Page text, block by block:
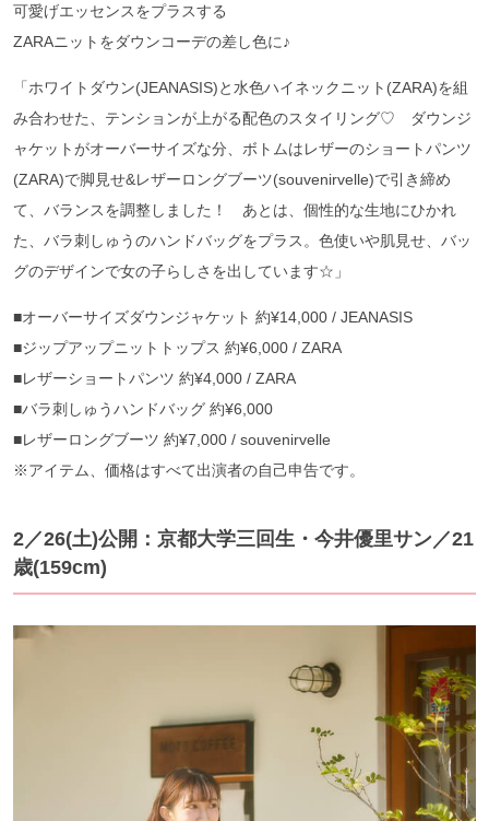
可愛げエッセンスをプラスする
ZARAニットをダウンコーデの差し色に♪
「ホワイトダウン(JEANASIS)と水色ハイネックニット(ZARA)を組
み合わせた、テンションが上がる配色のスタイリング♡ ダウンジ
ャケットがオーバーサイズな分、ボトムはレザーのショートパンツ
(ZARA)で脚見せ&レザーロングブーツ(souvenirvelle)で引き締め
て、バランスを調整しました！ あとは、個性的な生地にひかれ
た、バラ刺しゅうのハンドバッグをプラス。色使いや肌見せ、バッ
グのデザインで女の子らしさを出しています☆」
■オーバーサイズダウンジャケット 約¥14,000 / JEANASIS
■ジップアップニットトップス 約¥6,000 / ZARA
■レザーショートパンツ 約¥4,000 / ZARA
■バラ刺しゅうハンドバッグ 約¥6,000
■レザーロングブーツ 約¥7,000 / souvenirvelle
※アイテム、価格はすべて出演者の自己申告です。
2／26(土)公開：京都大学三回生・今井優里サン／21
歳(159cm)